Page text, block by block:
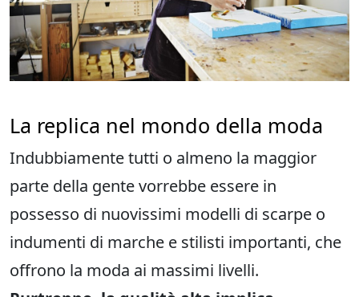
La replica nel mondo della moda
Indubbiamente tutti o almeno la maggior
parte della gente vorrebbe essere in
possesso di nuovissimi modelli di scarpe o
indumenti di marche e stilisti importanti, che
offrono la moda ai massimi livelli.